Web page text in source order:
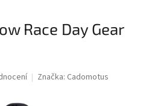
Race Day Gear
Značka: Cadomotus